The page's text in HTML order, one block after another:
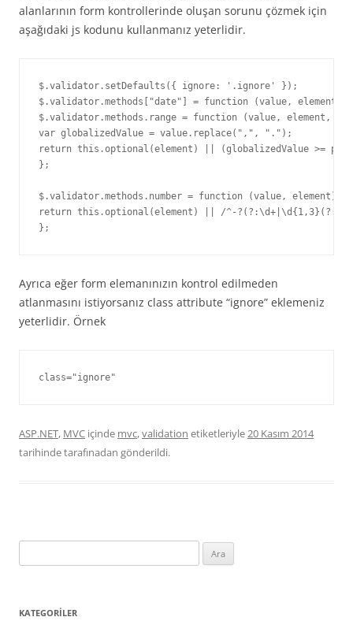
alanlarının form kontrollerinde oluşan sorunu çözmek için
aşağıdaki js kodunu kullanmanız yeterlidir.
$.validator.setDefaults({ ignore: '.ignore' });
$.validator.methods["date"] = function (value,
$.validator.methods.range = function (value, element,
var globalizedValue = value.replace(",", ".");
return this.optional(element) || (globalizedValue >=
};
$.validator.methods.number = function (value, element) {
return this.optional(element) || /^-
};
Ayrıca eğer form elemanınızın kontrol edilmeden
atlanmasını istiyorsanız class attribute “ignore” eklemeniz
yeterlidir. Örnek
class="ignore"
ASP.NET, MVC içinde mvc,validation etiketleriyle20 Kasım 2014
tarihindetarafınadan gönderildi.
KATEGORILER